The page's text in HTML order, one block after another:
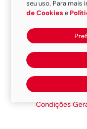
ocorrência de
Coberturas
Benefícios
Condições
seu uso. Para mais
de Cookiese